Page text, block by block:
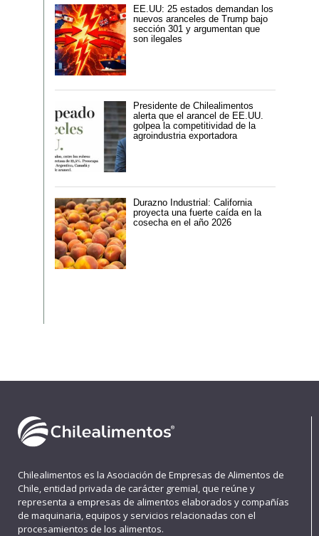
EE.UU: 25 estados demandan los
nuevos aranceles de Trump bajo
sección 301 y argumentan que
son ilegales
Presidente de Chilealimentos
alerta que el arancel de EE.UU.
golpea la competitividad de la
agroindustria exportadora
Durazno Industrial: California
proyecta una fuerte caída en la
cosecha en el año 2026
Chilealimentos es la Asociación de Empresas de Alimentos de
Chile, entidad privada de carácter gremial, que reúne y
representa a empresas de alimentos elaborados y compañías
de maquinaria, equipos y servicios relacionadas con el
procesamientos de los alimentos.